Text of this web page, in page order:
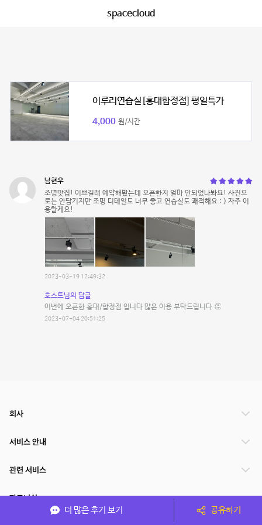
spacecloud
이루리연습실[홍대합정점] 평일특가
4,000 원/시간
남현우
조명맛집! 이쁘길래 예약해봤는데 오픈한지 얼마 안되었나봐요! 사진으
로는 안담기지만 조명 디테일도 너무 좋고 연습실도 쾌적해요 : ) 자주 이
용할게요!
2023-03-19 12:49:32
호스트님의 답글
이번에 오픈한 홍대/합정점 입니다 많은 이용 부탁드립니다 👏
2023-07-04 20:51:25
더 많은 후기 보기 공유하기
회사
서비스 안내
관련 서비스
파트너쉽